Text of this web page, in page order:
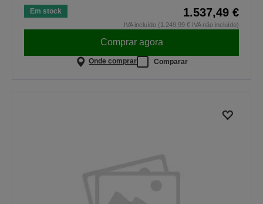
Em stock 1.537,49 €
IVA incluído (1.249,99 € IVA não incluído)
Comprar agora
Onde comprar Comparar